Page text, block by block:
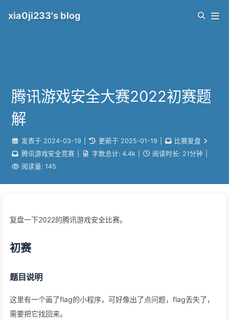
xia0ji233's blog
腾讯游戏安全大赛2022初赛题
解
发表于 2024-03-19 更新于 2025-01-19
比赛复盘
腾讯游戏安全竞赛
字数总计: 4.4k 阅读时长: 21分钟
阅读量: 145
复盘一下2022的腾讯游戏安全比赛。
初赛
题目说明
这里有一个画了flag的小程序，可好像出了点问题，flag丢失了，
需要把它找回来。